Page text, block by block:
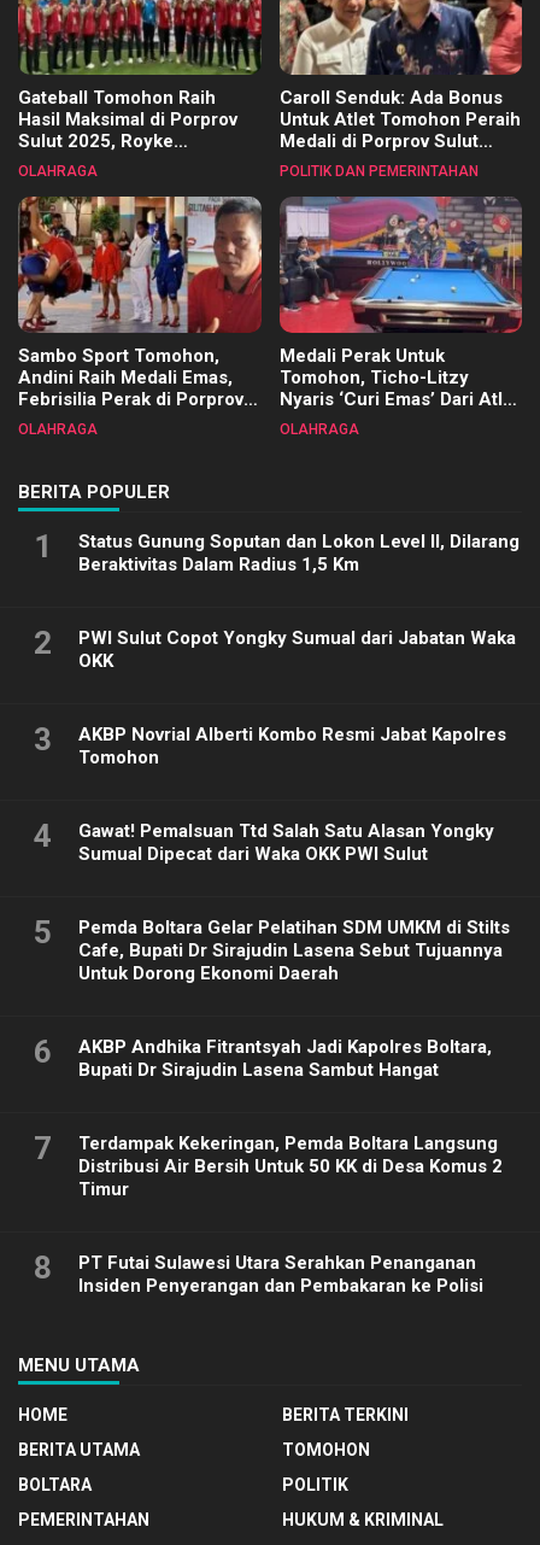
Gateball Tomohon Raih
Hasil Maksimal di Porprov
Sulut 2025, Royke
Tangkawarouw Ucapkan
OLAHRAGA
Caroll Senduk: Ada Bonus
Untuk Atlet Tomohon Peraih
Medali di Porprov Sulut
2025
POLITIK DAN PEMERINTAHAN
Sambo Sport Tomohon,
Andini Raih Medali Emas,
Febrisilia Perak di Porprov
Sulut 2025
OLAHRAGA
Medali Perak Untuk
Tomohon, Ticho-Litzy
Nyaris ‘Curi Emas’ Dari Atlet
Biliar PON di Porprov Sulut
OLAHRAGA
BERITA POPULER
1
Status Gunung Soputan dan Lokon Level II, Dilarang
Beraktivitas Dalam Radius 1,5 Km
2
PWI Sulut Copot Yongky Sumual dari Jabatan Waka
OKK
3
AKBP Novrial Alberti Kombo Resmi Jabat Kapolres
Tomohon
4
Gawat! Pemalsuan Ttd Salah Satu Alasan Yongky
Sumual Dipecat dari Waka OKK PWI Sulut
5
Pemda Boltara Gelar Pelatihan SDM UMKM di Stilts
Cafe, Bupati Dr Sirajudin Lasena Sebut Tujuannya
Untuk Dorong Ekonomi Daerah
6
AKBP Andhika Fitrantsyah Jadi Kapolres Boltara,
Bupati Dr Sirajudin Lasena Sambut Hangat
7
Terdampak Kekeringan, Pemda Boltara Langsung
Distribusi Air Bersih Untuk 50 KK di Desa Komus 2
Timur
8
PT Futai Sulawesi Utara Serahkan Penanganan
Insiden Penyerangan dan Pembakaran ke Polisi
MENU UTAMA
HOME
BERITA TERKINI
BERITA UTAMA
TOMOHON
BOLTARA
POLITIK
PEMERINTAHAN
HUKUM & KRIMINAL